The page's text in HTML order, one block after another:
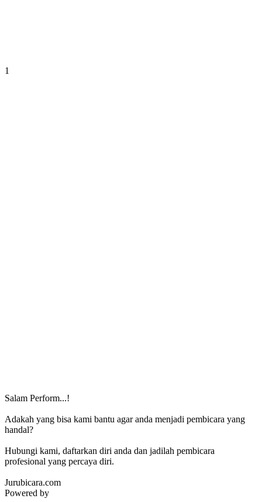
1
Salam Perform...!
Adakah yang bisa kami bantu agar anda menjadi pembicara yang
handal?
Hubungi kami, daftarkan diri anda dan jadilah pembicara
profesional yang percaya diri.
Jurubicara.com
Powered by